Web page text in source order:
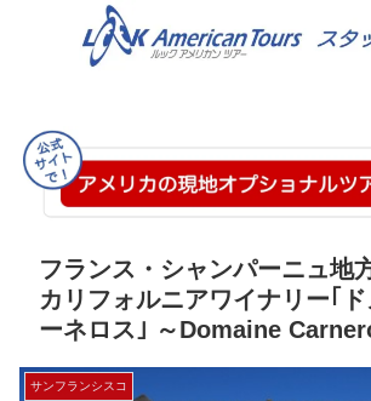
フランス・シャンパーニュ地
カリフォルニアワイナリー｢
ーネロス｣ ～Domaine
サンフランシスコ